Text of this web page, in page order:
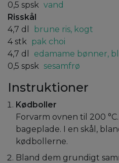
0,5 spsk vand
Risskål
4,7 dl
brune ris, kogt
4 stk pak choi
4,7 dl
edamame bønner,
0,5 spsk sesamfrø
Instruktioner
Kødboller
Forvarm ovnen til 200
bageplade. I en skål,
kødbollerne.
Bland dem grundigt